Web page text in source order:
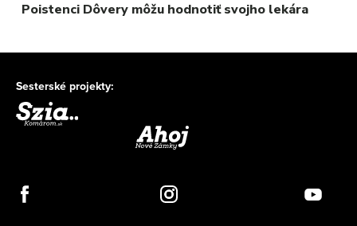
Poistenci Dôvery môžu hodnotiť svojho lekára
Sesterské projekty: